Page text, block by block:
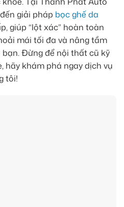
giải pháp bọc ghế da
giúp “lột xác” hoàn toàn
mái tối đa và nâng tầm
Đừng để nội thất cũ kỹ
hãy khám phá ngay dịch vụ
tôi!